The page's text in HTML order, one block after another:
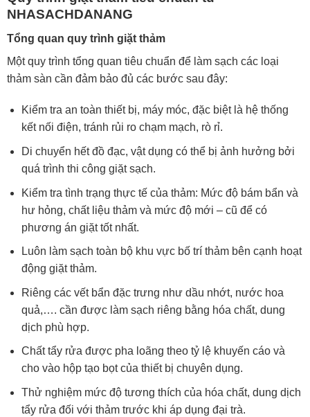
NHASACHDANANG
Tổng quan quy trình giặt thảm
Một quy trình tổng quan tiêu chuẩn để làm sạch các loại
thảm sàn cần đảm bảo đủ các bước sau đây:
Kiểm tra an toàn thiết bị, máy móc, đặc biệt là hệ thống
kết nối điện, tránh rủi ro chạm mạch, rò rỉ.
Di chuyển hết đồ đạc, vật dụng có thể bị ảnh hưởng bởi
quá trình thi công giặt sạch.
Kiểm tra tình trạng thực tế của thảm: Mức độ bám bẩn và
hư hỏng, chất liệu thảm và mức độ mới – cũ để có
phương án giặt tốt nhất.
Luôn làm sạch toàn bộ khu vực bố trí thảm bên cạnh hoạt
động giặt thảm.
Riêng các vết bẩn đặc trưng như dầu nhớt, nước hoa
quả,…. cần được làm sạch riêng bằng hóa chất, dung
dịch phù hợp.
Chất tẩy rửa được pha loãng theo tỷ lệ khuyến cáo và
cho vào hộp tạo bọt của thiết bị chuyên dụng.
Thử nghiệm mức độ tương thích của hóa chất, dung dịch
tẩy rửa đối với thảm trước khi áp dụng đại trà.